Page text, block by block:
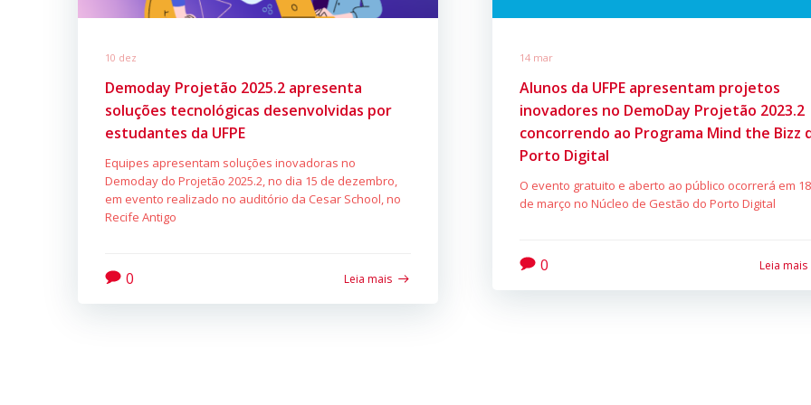
10 dez
Demoday Projetão 2025.2 apresenta
soluções tecnológicas desenvolvidas por
estudantes da UFPE
Equipes apresentam soluções inovadoras no
Demoday do Projetão 2025.2, no dia 15 de dezembro,
em evento realizado no auditório da Cesar School, no
Recife Antigo
0 Leia mais
14 mar
Alunos da UFPE apresentam projetos
inovadores no DemoDay Projetão 2023.2
concorrendo ao Programa Mind the Bizz
Porto Digital
O evento gratuito e aberto ao público ocorrerá em 18
de março no Núcleo de Gestão do Porto Digital
0 Leia mais